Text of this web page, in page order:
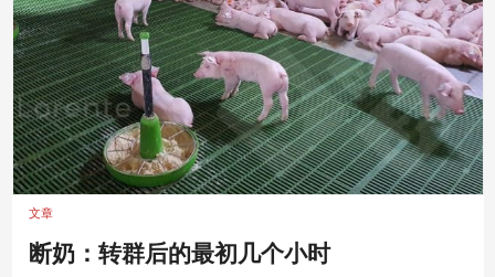
文章
断奶：转群后的最初几个小时